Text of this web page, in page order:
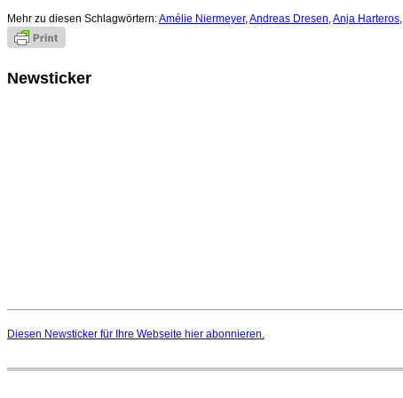
Mehr zu diesen Schlagwörtern:Amélie Niermeyer,Andreas Dresen,Anja Harteros,
Newsticker
Diesen Newsticker für Ihre Webseite hier abonnieren.